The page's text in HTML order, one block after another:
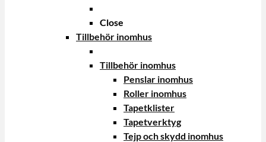
Close
Tillbehör inomhus
Tillbehör inomhus
Penslar inomhus
Roller inomhus
Tapetklister
Tapetverktyg
Tejp och skydd inomhus